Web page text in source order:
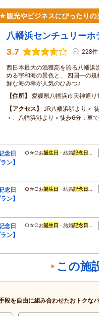
観光やビジネスにぴったりの
八幡浜センチュリーホ
3.7 228件
西日本最大の漁獲高を誇る八幡浜
める宇和海の景色と、 四国一の
鮮な海の幸が人気のひみつ♪
住所
愛媛県八幡浜市天神通
アクセス
JR八幡浜駅より＜
＞、八幡浜港より＜徒歩6分：車
念日
ン】
○☆○お誕生日 ・結婚記念日 …
念日
ン】
○☆○お誕生日 ・結婚記念日 …
念日
ン】
○☆○お誕生日 ・結婚記念日 …
この施
段を自由に組み合わせたおトクな